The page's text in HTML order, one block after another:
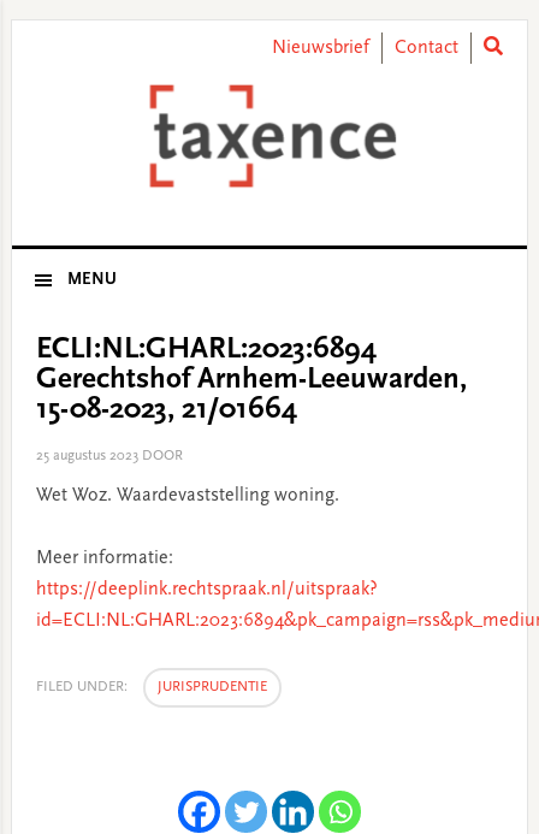
Nieuwsbrief Contact
MENU
ECLI:NL:GHARL:2023:6894
Gerechtshof Arnhem-Leeuwarden,
15-08-2023, 21/01664
25 augustus 2023DOOR
Wet Woz. Waardevaststelling woning.
Meer informatie:
https://deeplink.rechtspraak.nl/uitspraak?
FILED UNDER: JURISPRUDENTIE